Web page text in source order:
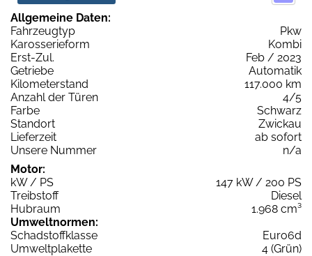
Allgemeine Daten:
Fahrzeugtyp
Pkw
Karosserieform
Kombi
Erst-Zul.
Feb / 2023
Getriebe
Automatik
Kilometerstand
117.000 km
Anzahl der Türen
4/5
Farbe
Schwarz
Standort
Zwickau
Lieferzeit
ab sofort
Unsere Nummer
n/a
Motor:
kW / PS
147 kW / 200 PS
Treibstoff
Diesel
Hubraum
1.968 cm³
Umweltnormen:
Schadstoffklasse
Euro6d
Umweltplakette
4 (Grün)